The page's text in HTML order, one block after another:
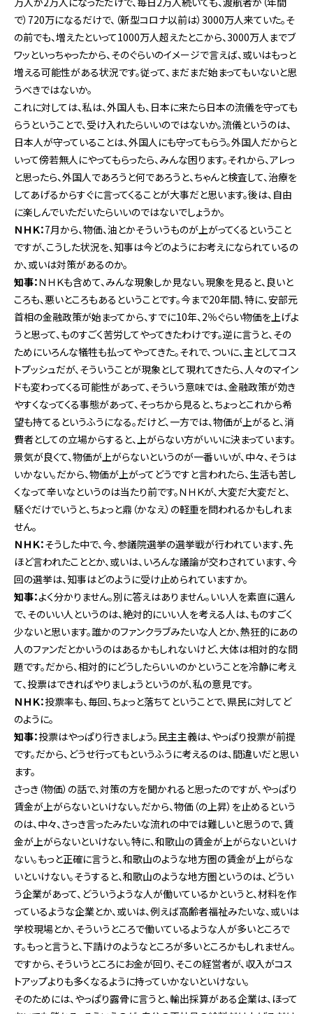
で）720万になるだけで、（新型コロナ以前は）3000万人来ていた。そ
の前でも、増えたといって1000万人超えたとこから、3000万人までブ
ワッといっちゃったから、そのぐらいのイメージで言えば、或いはもっと
増える可能性がある状況です。従って、まだまだ始まってもいないと思
うべきではないか。
これに対しては、私は、外国人も、日本に来たら日本の流儀を守っても
らうということで、受け入れたらいいのではないか。流儀というのは、
日本人が守っていることは、外国人にも守ってもらう。外国人だからと
いって傍若無人にやってもらったら、みんな困ります。それから、アレっ
と思ったら、外国人であろうと何であろうと、ちゃんと検査して、治療を
してあげるからすぐに言ってくることが大事だと思います。後は、自由
に楽しんでいただいたらいいのではないでしょうか。
ＮＨＫ：7月から、物価、油とかそういうものが上がってくるということ
ですが、こうした状況を、知事は今どのようにお考えになられているの
か、或いは対策があるのか。
知事：ＮＨＫも含めて、みんな現象しか見ない。現象を見ると、良いと
ころも、悪いところもあるということです。今まで20年間、特に、安部元
首相の金融政策が始まってから、すでに10年、2％ぐらい物価を上げよ
うと思って、ものすごく苦労してやってきたわけです。逆に言うと、その
ためにいろんな犠牲も払ってやってきた。それで、ついに、主としてコス
トプッシュだが、そういうことが現象として現れてきたら、人々のマイン
ドも変わってくる可能性があって、そういう意味では、金融政策が効き
やすくなってくる事態があって、そっちから見ると、ちょっとこれから希
望も持てるというふうになる。だけど、一方では、物価が上がると、消
費者としての立場からすると、上がらない方がいいに決まっています。
景気が良くて、物価が上がらないというのが一番いいが、中々、そうは
いかない。だから、物価が上がってどうですと言われたら、生活も苦し
くなって辛いなというのは当たり前です。ＮＨＫが、大変だ大変だと、
騒ぐだけでいうと、ちょっと鼎（かなえ）の軽重を問われるかもしれま
せん。
ＮＨＫ：そうした中で、今、参議院選挙の選挙戦が行われています、先
ほど言われたこととか、或いは、いろんな議論が交わされています、今
回の選挙は、知事はどのように受け止められていますか。
知事：よく分かりません。別に答えはありません。いい人を素直に選ん
で、そのいい人というのは、絶対的にいい人を考える人は、ものすごく
少ないと思います。誰かのファンクラブみたいな人とか、熱狂的にあの
人のファンだとかいうのはあるかもしれないけど、大体は相対的な問
題です。だから、相対的にどうしたらいいのかということを冷静に考え
て、投票はできればやりましょうというのが、私の意見です。
ＮＨＫ：投票率も、毎回、ちょっと落ちてということで、県民に対してど
のように。
知事：投票はやっぱり行きましょう。民主主義は、やっぱり投票が前提
です。だから、どうせ行ってもというふうに考えるのは、間違いだと思い
ます。
さっき（物価）の話で、対策の方を聞かれると思ったのですが、やっぱり
賃金が上がらないといけない。だから、物価（の上昇）を止めるという
のは、中々、さっき言ったみたいな流れの中では難しいと思うので、賃
金が上がらないといけない。特に、和歌山の賃金が上がらないといけ
ない。もっと正確に言うと、和歌山のような地方圏の賃金が上がらな
いといけない。そうすると、和歌山のような地方圏というのは、どうい
う企業があって、どういうような人が働いているかというと、材料を作
っているような企業とか、或いは、例えば高齢者福祉みたいな、或いは
学校現場とか、そういうところで働いているような人が多いところで
す。もっと言うと、下請けのようなところが多いところかもしれません。
ですから、そういうところにお金が回り、そこの経営者が、収入がコス
トアップよりも多くなるように持っていかないといけない。
そのためには、やっぱり露骨に言うと、輸出採算がある企業は、ほって